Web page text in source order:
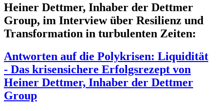
Heiner Dettmer, Inhaber der Dettmer
Group, im Interview über Resilienz und
Transformation in turbulenten Zeiten:
Antworten auf die Polykrisen: Liquidität
- Das krisensichere Erfolgsrezept von
Heiner Dettmer, Inhaber der Dettmer
Group